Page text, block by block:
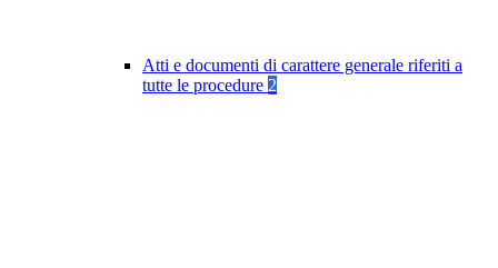
Atti e documenti di carattere generale riferiti a
tutte le procedure 2